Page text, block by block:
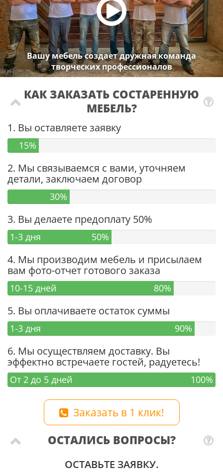
Вашу мебель создает дружная команда
творческих профессионалов
КАК ЗАКАЗАТЬ СОСТАРЕННУЮ
МЕБЕЛЬ?
1. Вы оставляете заявку
15%
2. Мы связываемся с вами, уточняем
детали, заключаем договор
30%
3. Вы делаете предоплату 50%
1-3 дня 50%
4. Мы производим мебель и присылаем
вам фото-отчет готового заказа
10-15 дней 80%
5. Вы оплачиваете остаток суммы
1-3 дня 90%
6. Мы осуществляем доставку. Вы
эффектно встречаете гостей, радуетесь!
От 2 до 5 дней 100%
Заказать в 1 клик!
ОСТАЛИСЬ ВОПРОСЫ?
ОСТАВЬТЕ ЗАЯВКУ.